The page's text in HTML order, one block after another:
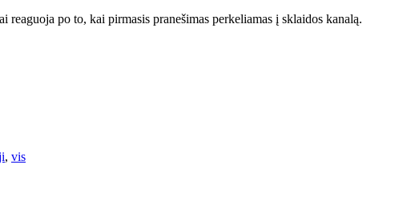
po to, kai pirmasis pranešimas perkeliamas į sklaidos kanalą.
, vis